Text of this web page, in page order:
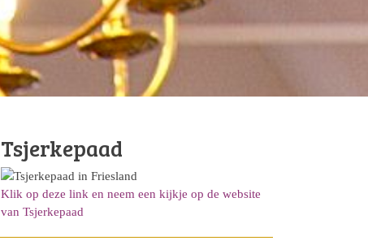
Tsjerkepaad
Klik op deze link en neem een kijkje op de website
van Tsjerkepaad